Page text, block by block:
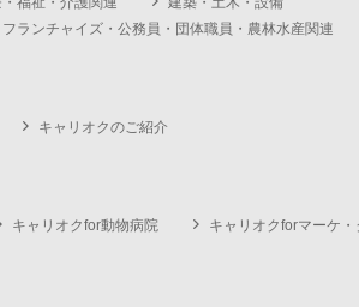
フランチャイズ・公務員・団体職員・農林水産関連
キャリオクのご紹介
キャリオクfor動物病院
キャリオクforマーケ